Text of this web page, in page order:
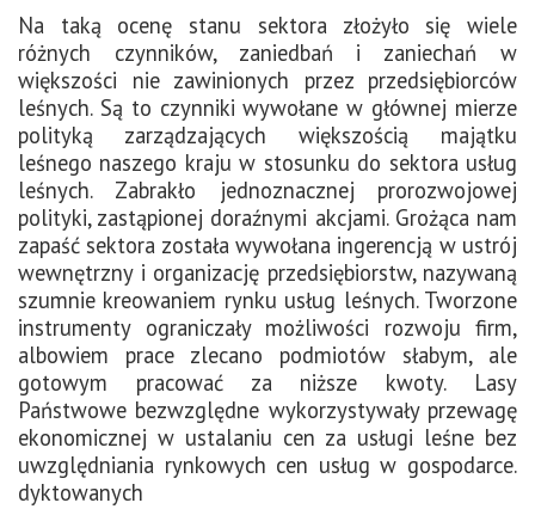
Na taką ocenę stanu sektora złożyło się wiele
różnych czynników, zaniedbań i zaniechań w
większości nie zawinionych przez przedsiębiorców
leśnych. Są to czynniki wywołane w głównej mierze
polityką zarządzających większością majątku
leśnego naszego kraju w stosunku do sektora usług
leśnych. Zabrakło jednoznacznej prorozwojowej
polityki, zastąpionej doraźnymi akcjami. Grożąca nam
zapaść sektora została wywołana ingerencją w ustrój
wewnętrzny i organizację przedsiębiorstw, nazywaną
szumnie kreowaniem rynku usług leśnych. Tworzone
instrumenty ograniczały możliwości rozwoju firm,
albowiem prace zlecano podmiotów słabym, ale
gotowym pracować za niższe kwoty. Lasy
Państwowe bezwzględne wykorzystywały przewagę
ekonomicznej w ustalaniu cen za usługi leśne bez
uwzględniania rynkowych cen usług w gospodarce.
dyktowanych